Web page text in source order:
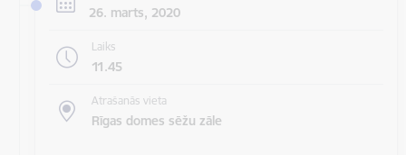
26. marts, 2020
Laiks
11.45
Atrašanās vieta
Rīgas domes sēžu zāle